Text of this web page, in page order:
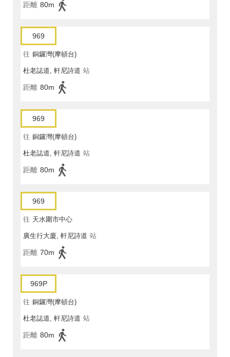
距離 80m
969
往 銅鑼灣(摩頓台)
杜老誌道, 軒尼詩道 站
距離 80m
969
往 銅鑼灣(摩頓台)
杜老誌道, 軒尼詩道 站
距離 80m
969
往 天水圍市中心
廣生行大廈, 軒尼詩道 站
距離 70m
969P
往 銅鑼灣(摩頓台)
杜老誌道, 軒尼詩道 站
距離 80m